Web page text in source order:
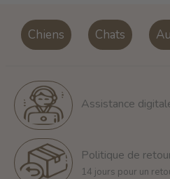
Chiens Chats
Assistance
Politique de
14 jours pour un